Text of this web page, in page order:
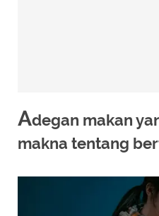
Adegan makan
makna tentang